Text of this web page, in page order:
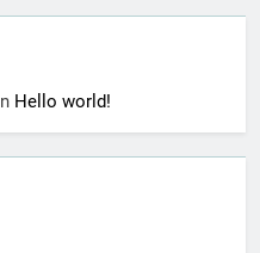
Hello world!